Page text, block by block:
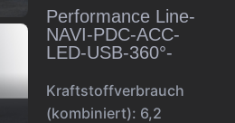
Performance Line-
NAVI-PDC-ACC-
LED-USB-360°-
Kraftstoffverbrauch
(kombiniert): 6,2